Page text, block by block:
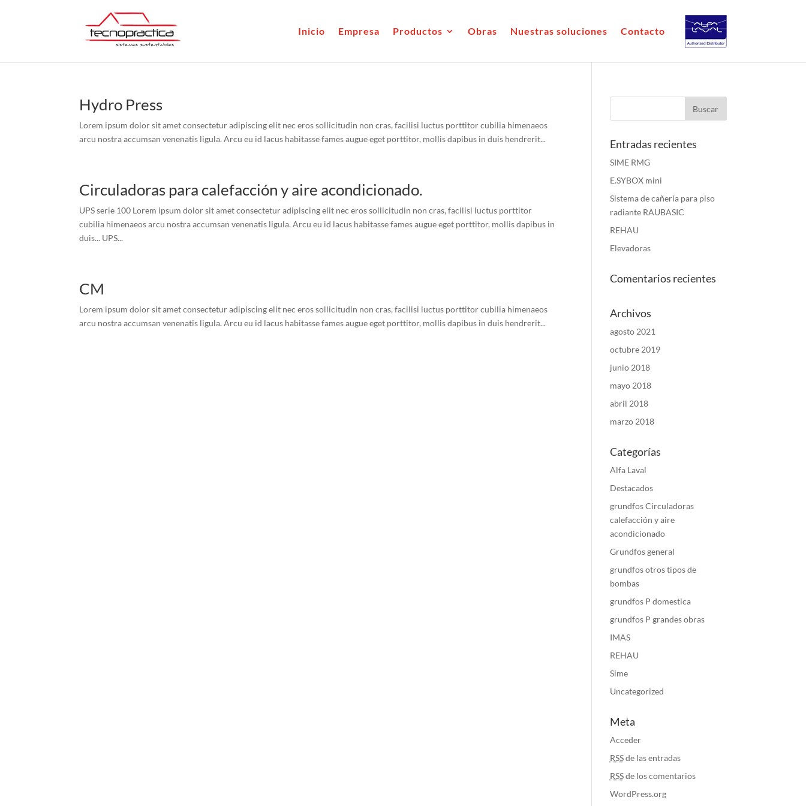
Inicio Empresa Productos Obras Nuestras soluciones Contacto
Hydro Press
Lorem ipsum dolor sit amet consectetur adipiscing elit nec eros sollicitudin non cras, facilisi luctus porttitor cubilia himenaeos
arcu nostra accumsan venenatis ligula. Arcu eu id lacus habitasse fames augue eget porttitor, mollis dapibus in duis hendrerit...
Circuladoras para calefacción y aire acondicionado.
UPS serie 100 Lorem ipsum dolor sit amet consectetur adipiscing elit nec eros sollicitudin non cras, facilisi luctus porttitor
cubilia himenaeos arcu nostra accumsan venenatis ligula. Arcu eu id lacus habitasse fames augue eget porttitor, mollis dapibus in
duis... UPS...
CM
Lorem ipsum dolor sit amet consectetur adipiscing elit nec eros sollicitudin non cras, facilisi luctus porttitor cubilia himenaeos
arcu nostra accumsan venenatis ligula. Arcu eu id lacus habitasse fames augue eget porttitor, mollis dapibus in duis hendrerit...
Entradas recientes
SIME RMG
E.SYBOX mini
Sistema de cañería para piso
radiante RAUBASIC
REHAU
Elevadoras
Comentarios recientes
Archivos
agosto 2021
octubre 2019
junio 2018
mayo 2018
abril 2018
marzo 2018
Categorías
Alfa Laval
Destacados
grundfos Circuladoras
calefacción y aire
acondicionado
Grundfos general
grundfos otros tipos de
bombas
grundfos P domestica
grundfos P grandes obras
IMAS
REHAU
Sime
Uncategorized
Meta
Acceder
RSSde las entradas
RSSde los comentarios
WordPress.org